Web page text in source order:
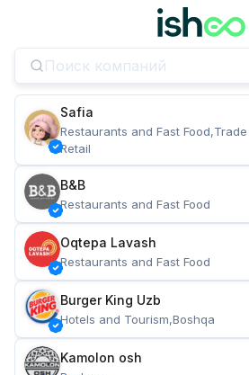
Safia
Restaurants and Fast
Retail
B&B
Restaurants and Fast Food
Oqtepa Lavash
Restaurants and Fast Food
Burger King Uzb
Hotels and Tourism,Boshqa
Kamolon osh